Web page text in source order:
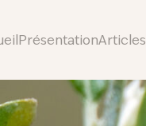
PrésentationArticles